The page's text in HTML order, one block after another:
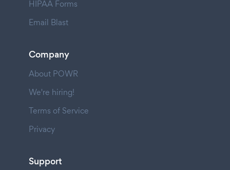
HIPAA Forms
Email Blast
Company
About POWR
We're hiring!
Terms of Service
Privacy
Support